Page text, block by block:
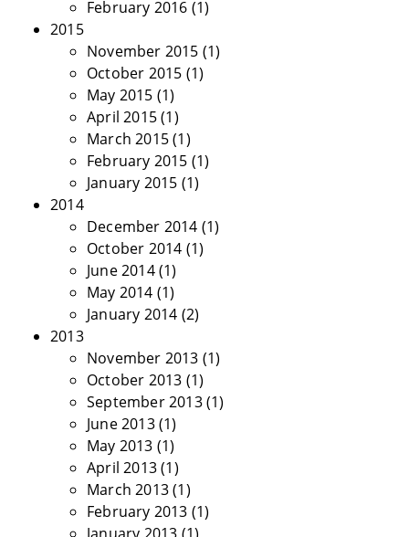
February 2016 (1)
2015
November 2015 (1)
October 2015 (1)
May 2015 (1)
April 2015(1)
March 2015(1)
February 2015 (1)
January 2015 (1)
2014
December 2014 (1)
October 2014 (1)
June 2014(1)
May 2014 (1)
January 2014 (2)
2013
November 2013 (1)
October 2013 (1)
September 2013(1)
June 2013(1)
May 2013 (1)
April 2013(1)
March 2013(1)
February 2013 (1)
January 2013 (1)